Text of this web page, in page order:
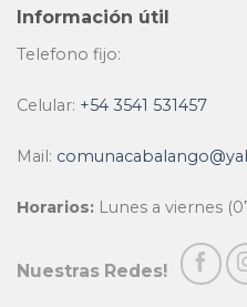
Información útil
Telefono fijo:
Celular: +54 3541 531457
Mail:
Horarios: Lunes a viernes
Nuestras Redes!